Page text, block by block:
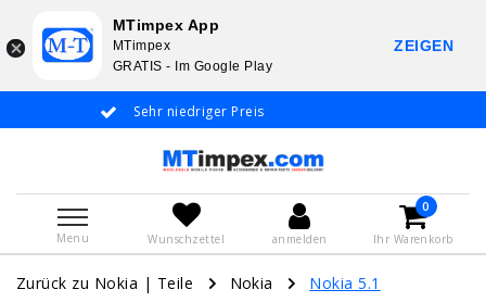
Sehr niedriger Preis
Menu Wunschzettel anmelden
0
Ihr Warenkorb
Zurück zu Nokia | Teile Nokia Nokia 5.1
MTimpex App
MTimpex
GRATIS - Im Google Play
ZEIGEN